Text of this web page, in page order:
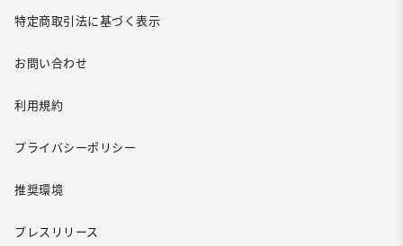
特定商取引法に基づく表示
お問い合わせ
利用規約
プライバシーポリシー
推奨環境
プレスリリース